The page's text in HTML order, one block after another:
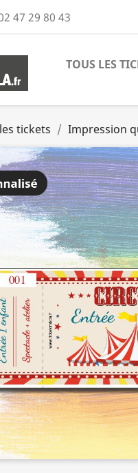
47 29 80 43
TOUS LES
tickets Impression